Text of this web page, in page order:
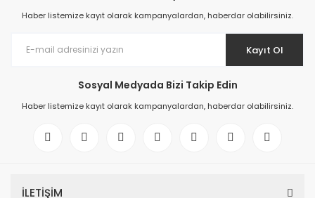
Haber listemize kayıt olarak kampanyalardan, haberdar olabilirsiniz.
Kayıt Ol
Sosyal Medyada Bizi Takip Edin
Haber listemize kayıt olarak kampanyalardan, haberdar olabilirsiniz.
İLETİŞİM